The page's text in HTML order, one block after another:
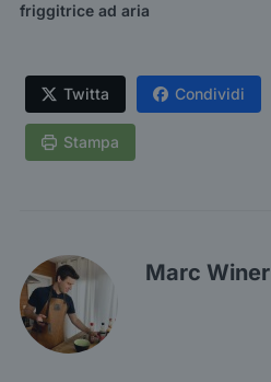
friggitrice ad aria
Twitta Condividi
Stampa
Marc Winer